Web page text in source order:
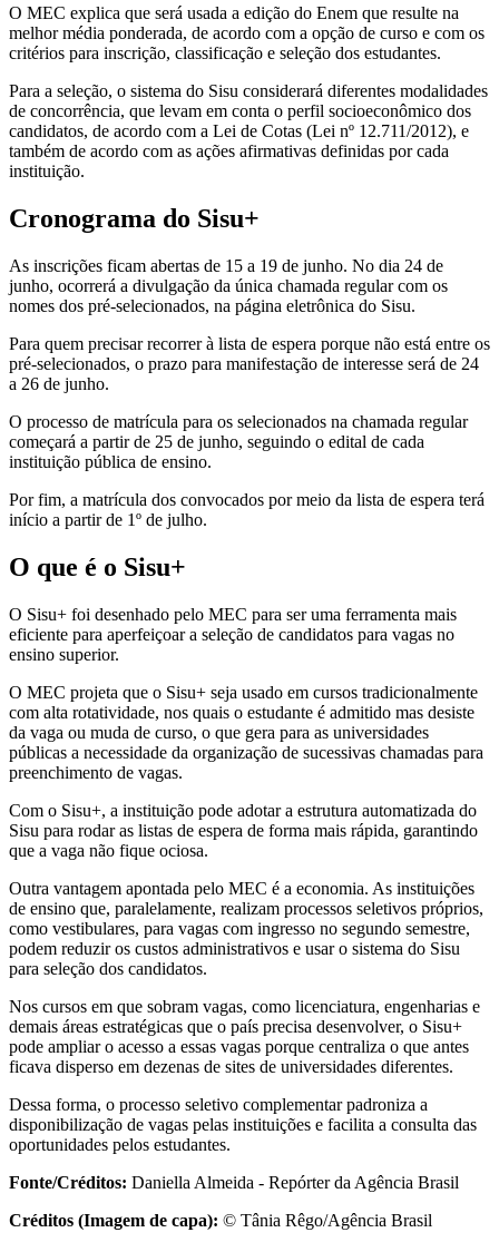
O MEC explica que será usada a edição do Enem que resulte na
melhor média ponderada, de acordo com a opção de curso e com os
critérios para inscrição, classificação e seleção dos estudantes.
Para a seleção, o sistema do Sisu considerará diferentes modalidades
de concorrência, que levam em conta o perfil socioeconômico dos
candidatos, de acordo com a Lei de Cotas (Lei nº 12.711/2012), e
também de acordo com as ações afirmativas definidas por cada
instituição.
Cronograma do Sisu+
As inscrições ficam abertas de 15 a 19 de junho. No dia 24 de
junho, ocorrerá a divulgação da única chamada regular com os
nomes dos pré-selecionados, na página eletrônica do Sisu.
Para quem precisar recorrer à lista de espera porque não está entre os
pré-selecionados, o prazo para manifestação de interesse será de 24
a 26 de junho.
O processo de matrícula para os selecionados na chamada regular
começará a partir de 25 de junho, seguindo o edital de cada
instituição pública de ensino.
Por fim, a matrícula dos convocados por meio da lista de espera terá
início a partir de 1º de julho.
O que é o Sisu+
O Sisu+ foi desenhado pelo MEC para ser uma ferramenta mais
eficiente para aperfeiçoar a seleção de candidatos para vagas no
ensino superior.
O MEC projeta que o Sisu+ seja usado em cursos tradicionalmente
com alta rotatividade, nos quais o estudante é admitido mas desiste
da vaga ou muda de curso, o que gera para as universidades
públicas a necessidade da organização de sucessivas chamadas para
preenchimento de vagas.
Com o Sisu+, a instituição pode adotar a estrutura automatizada do
Sisu para rodar as listas de espera de forma mais rápida, garantindo
que a vaga não fique ociosa.
Outra vantagem apontada pelo MEC é a economia. As instituições
de ensino que, paralelamente, realizam processos seletivos próprios,
como vestibulares, para vagas com ingresso no segundo semestre,
podem reduzir os custos administrativos e usar o sistema do Sisu
para seleção dos candidatos.
Nos cursos em que sobram vagas, como licenciatura, engenharias e
demais áreas estratégicas que o país precisa desenvolver, o Sisu+
pode ampliar o acesso a essas vagas porque centraliza o que antes
ficava disperso em dezenas de sites de universidades diferentes.
Dessa forma, o processo seletivo complementar padroniza a
disponibilização de vagas pelas instituições e facilita a consulta das
oportunidades pelos estudantes.
Fonte/Créditos: Daniella Almeida - Repórter da Agência Brasil
Créditos (Imagem de capa): © Tânia Rêgo/Agência Brasil